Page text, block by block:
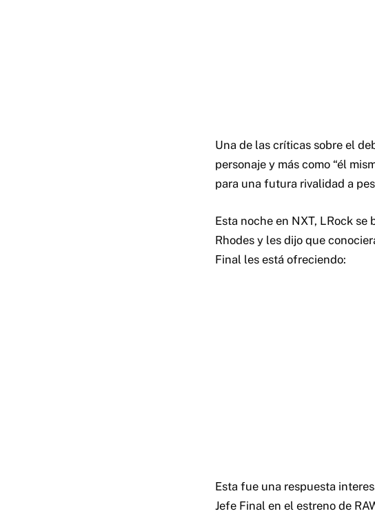
Una de las críticas sobre el
personaje y más como “él
para una futura rivalidad a
Esta noche en NXT, LRock
Rhodes y les dijo que
Final les está ofreciendo:
Esta fue una respuesta
Jefe Final en el estreno de